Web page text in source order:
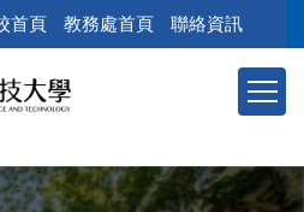
首頁 教務處首頁 聯絡資訊